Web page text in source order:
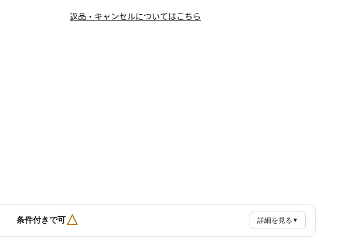
返品・キャンセルについてはこちら
条件付きで可△ 詳細を見る ▼